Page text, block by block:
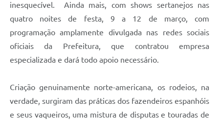
inesquecível. Ainda mais, com shows sertanejos nas
quatro noites de festa, 9 a 12 de março, com
programação amplamente divulgada nas redes sociais
oficiais da Prefeitura, que contratou empresa
especializada e dará todo apoio necessário.
Criação genuinamente norte-americana, os rodeios, na
verdade, surgiram das práticas dos fazendeiros espanhóis
e seus vaqueiros, uma mistura de disputas e touradas de